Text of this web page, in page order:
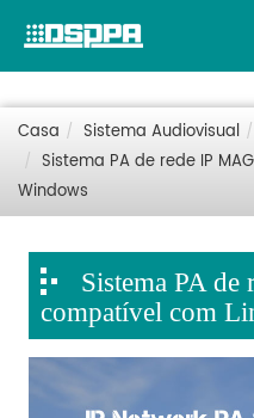
Casa Sistema Audiovisual
Sistema PA de rede IP
Windows
Sistema PA
compatível com